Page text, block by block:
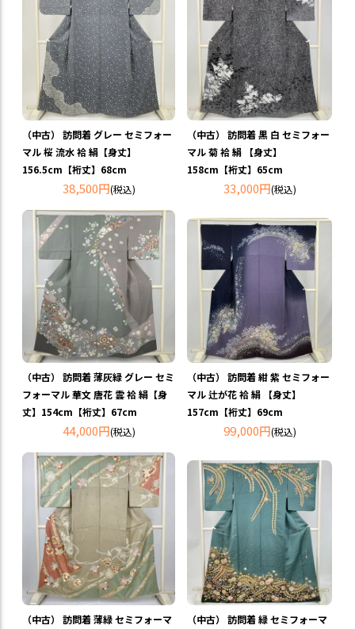
（中古） 訪問着 グレー セミフォー
マル 桜 流水 袷 絹【身丈】
156.5cm【裄丈】68cm
38,500円(税込)
（中古） 訪問着 黒 白 セミフォー
マル 菊 袷 絹 【身丈】
158cm【裄丈】65cm
33,000円(税込)
（中古） 訪問着 薄灰緑 グレー セミ
フォーマル 華文 唐花 雲 袷 絹【身
丈】154cm【裄丈】67cm
44,000円(税込)
（中古） 訪問着 紺 紫 セミフォー
マル 辻が花 袷 絹 【身丈】
157cm【裄丈】69cm
99,000円(税込)
（中古） 訪問着 薄緑 セミフォーマ
（中古） 訪問着 緑 セミフォーマ